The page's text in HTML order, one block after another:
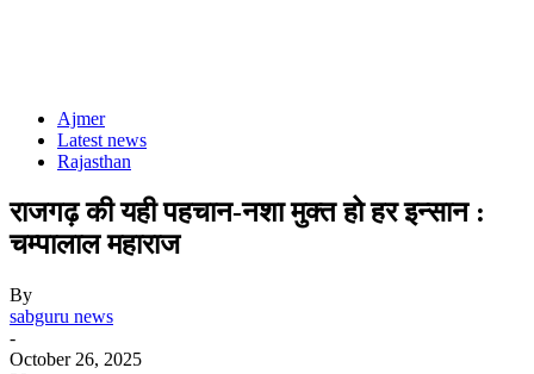
Ajmer
Latest news
Rajasthan
राजगढ़ की यही पहचान-नशा मुक्त हो हर इन्सान :
चम्पालाल महाराज
By
sabguru news
-
October 26, 2025